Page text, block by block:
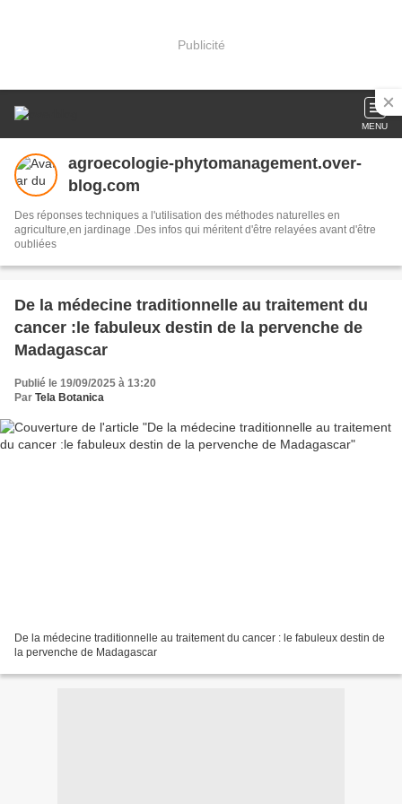
Publicité
MENU
agroecologie-phytomanagement.over-
blog.com
Des réponses techniques a l'utilisation des méthodes naturelles en
agriculture,en jardinage .Des infos qui méritent d'être relayées avant d'être
oubliées
De la médecine traditionnelle au traitement du
cancer :le fabuleux destin de la pervenche de
Madagascar
Publié le 19/09/2025 à 13:20
Par Tela Botanica
De la médecine traditionnelle au traitement du cancer : le fabuleux destin de
la pervenche de Madagascar